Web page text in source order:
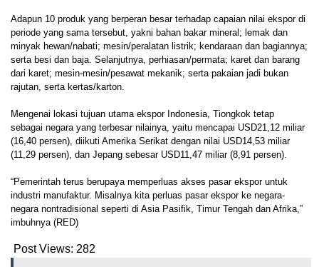
Adapun 10 produk yang berperan besar terhadap capaian nilai ekspor di
periode yang sama tersebut, yakni bahan bakar mineral; lemak dan
minyak hewan/nabati; mesin/peralatan listrik; kendaraan dan bagiannya;
serta besi dan baja. Selanjutnya, perhiasan/permata; karet dan barang
dari karet; mesin-mesin/pesawat mekanik; serta pakaian jadi bukan
rajutan, serta kertas/karton.
Mengenai lokasi tujuan utama ekspor Indonesia, Tiongkok tetap
sebagai negara yang terbesar nilainya, yaitu mencapai USD21,12 miliar
(16,40 persen), diikuti Amerika Serikat dengan nilai USD14,53 miliar
(11,29 persen), dan Jepang sebesar USD11,47 miliar (8,91 persen).
“Pemerintah terus berupaya memperluas akses pasar ekspor untuk
industri manufaktur. Misalnya kita perluas pasar ekspor ke negara-
negara nontradisional seperti di Asia Pasifik, Timur Tengah dan Afrika,”
imbuhnya (RED)
Post Views: 282